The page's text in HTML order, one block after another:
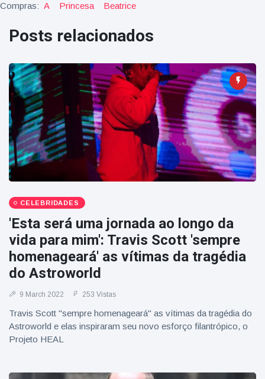
Conservacionistas
nascimento do
primeiro tapir de
zoológico do
Reino Unido em 14
anos
16 July 179 Vistas
Homem da Flórida
preso após lançar
fogos de artifício
de um carro em
movimento
16 July 162 Vistas
Compras: A Princesa Beatrice
Posts relacionados
CELEBRIDADES
'Esta será uma jornada ao longo da
vida para mim': Travis Scott 'sempre
homenageará' as vítimas da tragédia
do Astroworld
9 March 2022 253 Vistas
Travis Scott "sempre homenageará" as vítimas da tragédia do
Astroworld e elas inspiraram seu novo esforço filantrópico, o
Projeto HEAL